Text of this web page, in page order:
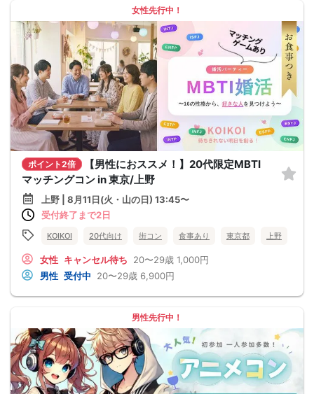
女性先行中！
ポイント2倍
【男性におススメ！】20代限定MBTI
マッチングコン in 東京/上野
上野 | 8月11日(火・山の日) 13:45〜
受付終了まで2日
KOIKOI 20代向け 街コン 食事あり 東京都 上野
女性 キャンセル待ち 20〜29歳 1,000円
男性 受付中 20〜29歳 6,900円
男性先行中！